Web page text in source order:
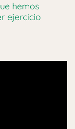
hemos
ejercicio